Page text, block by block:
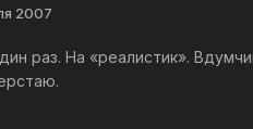
2007
раз. На «реалистик».